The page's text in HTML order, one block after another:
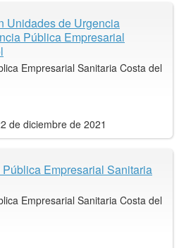
Unidades de Urgencia
Pública Empresarial
Empresarial Sanitaria Costa del
de diciembre de 2021
Empresarial Sanitaria
Empresarial Sanitaria Costa del